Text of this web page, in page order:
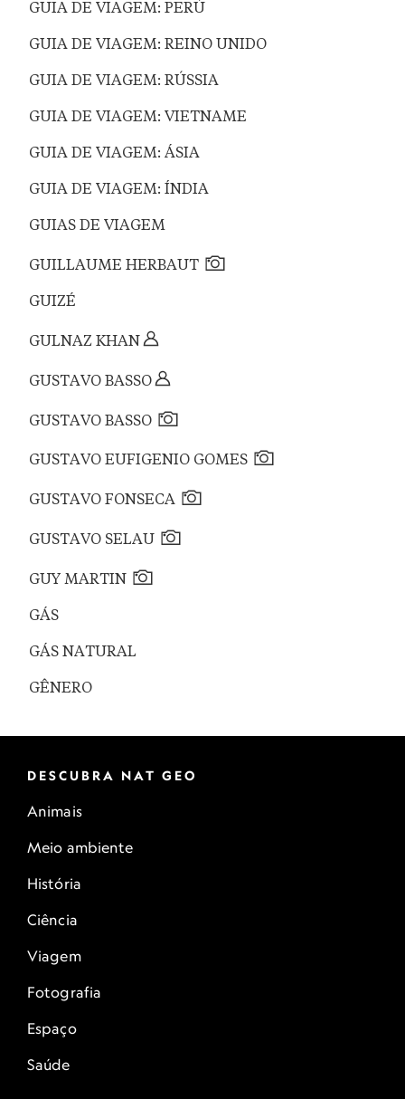
GUIA DE VIAGEM: PERÚ
GUIA DE VIAGEM: REINO UNIDO
GUIA DE VIAGEM: RÚSSIA
GUIA DE VIAGEM: VIETNAME
GUIA DE VIAGEM: ÁSIA
GUIA DE VIAGEM: ÍNDIA
GUIAS DE VIAGEM
GUILLAUME HERBAUT
GUIZÉ
GULNAZ KHAN
GUSTAVO BASSO
GUSTAVO BASSO
GUSTAVO EUFIGENIO GOMES
GUSTAVO FONSECA
GUSTAVO SELAU
GUY MARTIN
GÁS
GÁS NATURAL
GÊNERO
DESCUBRA NAT GEO
Animais
Meio ambiente
História
Ciência
Viagem
Fotografia
Espaço
Saúde